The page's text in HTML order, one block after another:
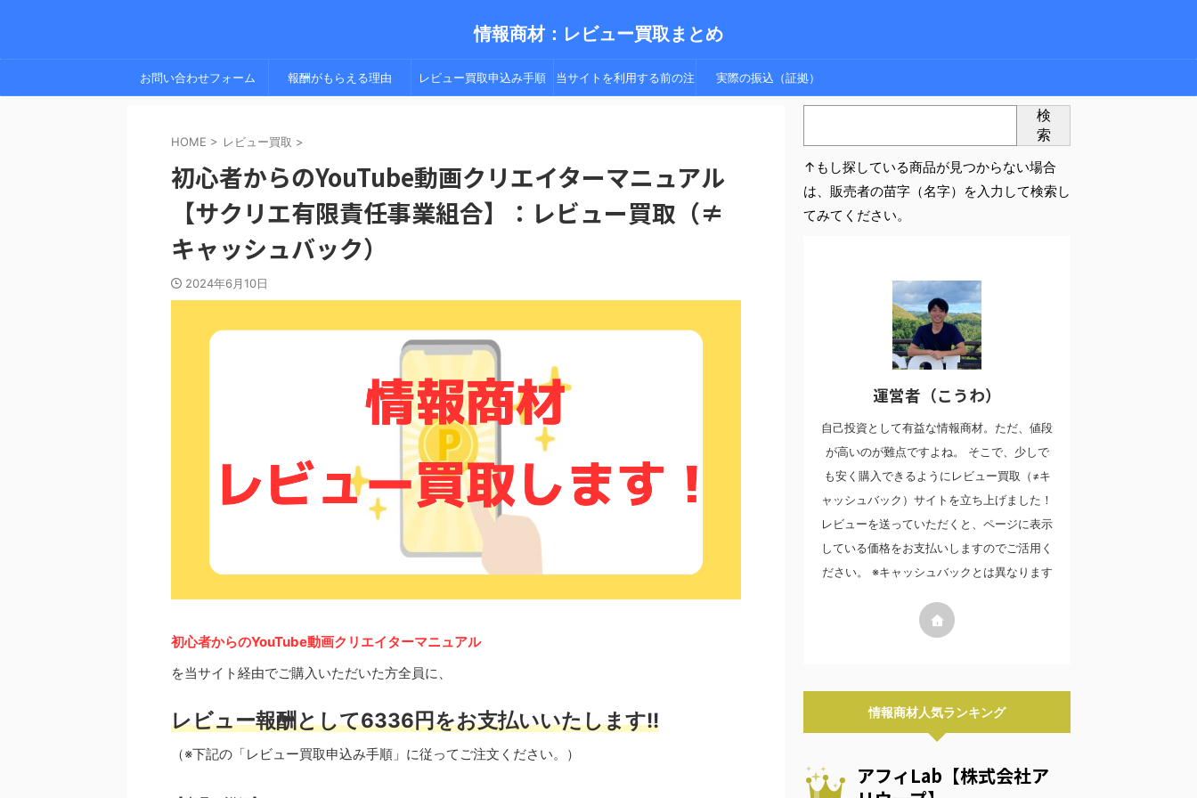
情報商材：レビュー買取まとめ
お問い合わせフォーム 報酬がもらえる理由 レビュー買取申込み手順 当サイトを利用する前の注 実際の振込（証拠）
HOME > レビュー買取 >
初心者からのYouTube動画クリエイターマニュアル
【サクリエ有限責任事業組合】：レビュー買取（≠
キャッシュバック）
2024年6月10日
初心者からのYouTube動画クリエイターマニュアル
を当サイト経由でご購入いただいた方全員に、
レビュー報酬として6336円をお支払いいたします!!
（※下記の「レビュー買取申込み手順」に従ってご注文ください。）
検
索
↑もし探している商品が見つからない場合
は、販売者の苗字（名字）を入力して検索し
てみてください。
運営者（こうわ）
自己投資として有益な情報商材。ただ、値段
が高いのが難点ですよね。 そこで、少しで
も安く購入できるようにレビュー買取（≠キ
ャッシュバック）サイトを立ち上げました！
レビューを送っていただくと、ページに表示
している価格をお支払いしますのでご活用く
ださい。 ※キャッシュバックとは異なります
情報商材人気ランキング
アフィLab【株式会社ア